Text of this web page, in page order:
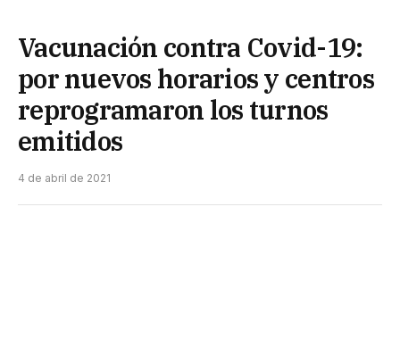
Vacunación contra Covid-19:
por nuevos horarios y centros
reprogramaron los turnos
emitidos
4 de abril de 2021